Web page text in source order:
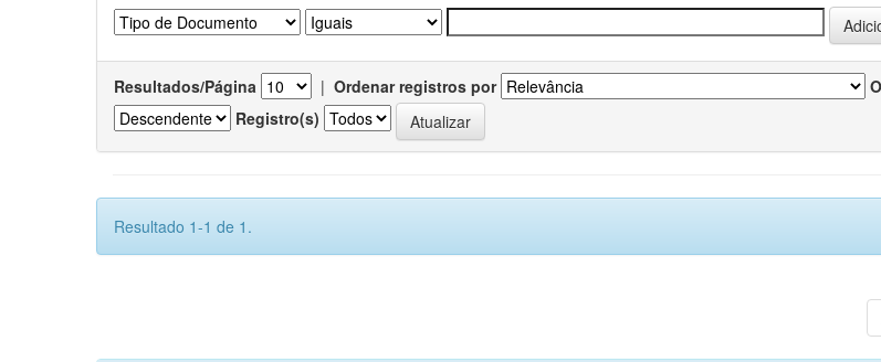
Resultados/Página | Ordenar registros por
Registro(s)
Resultado 1-1 de 1.